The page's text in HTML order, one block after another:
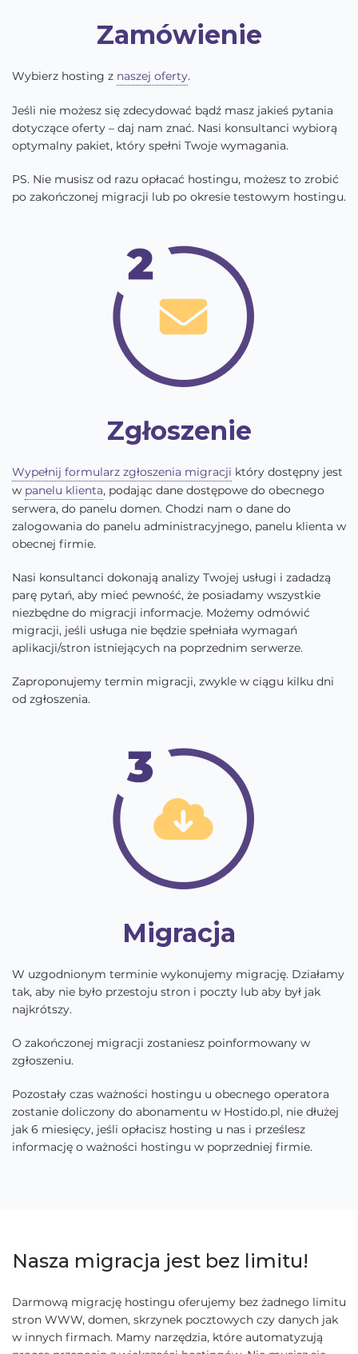
Zamówienie
Wybierz hosting z naszej oferty.
Jeśli nie możesz się zdecydować bądź masz jakieś pytania
dotyczące oferty – daj nam znać. Nasi konsultanci wybiorą
optymalny pakiet, który spełni Twoje wymagania.
PS. Nie musisz od razu opłacać hostingu, możesz to zrobić
po zakończonej migracji lub po okresie testowym hostingu.
Zgłoszenie
Wypełnij formularz zgłoszenia migracji który dostępny jest
w panelu klienta, podając dane dostępowe do obecnego
serwera, do panelu domen. Chodzi nam o dane do
zalogowania do panelu administracyjnego, panelu klienta w
obecnej firmie.
Nasi konsultanci dokonają analizy Twojej usługi i zadadzą
parę pytań, aby mieć pewność, że posiadamy wszystkie
niezbędne do migracji informacje. Możemy odmówić
migracji, jeśli usługa nie będzie spełniała wymagań
aplikacji/stron istniejących na poprzednim serwerze.
Zaproponujemy termin migracji, zwykle w ciągu kilku dni
od zgłoszenia.
Migracja
W uzgodnionym terminie wykonujemy migrację. Działamy
tak, aby nie było przestoju stron i poczty lub aby był jak
najkrótszy.
O zakończonej migracji zostaniesz poinformowany w
zgłoszeniu.
Pozostały czas ważności hostingu u obecnego operatora
zostanie doliczony do abonamentu w Hostido.pl, nie dłużej
jak 6 miesięcy, jeśli opłacisz hosting u nas i prześlesz
informację o ważności hostingu w poprzedniej firmie.
Nasza migracja jest bez limitu!
Darmową migrację hostingu oferujemy bez żadnego limitu
stron WWW, domen, skrzynek pocztowych czy danych jak
w innych firmach. Mamy narzędzia, które automatyzują